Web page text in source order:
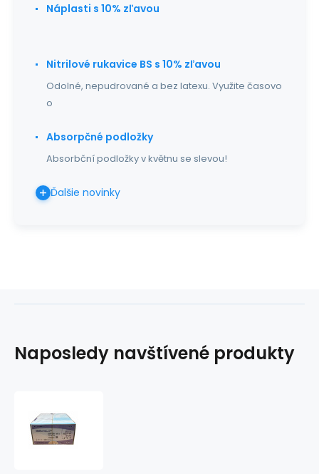
Náplasti s 10% zľavou
Nitrilové rukavice BS s 10% zľavou
Odolné, nepudrované a bez latexu. Využite časovo
o
Absorpčné podložky
Absorbční podložky v květnu se slevou!
Ďalšie novinky
Naposledy navštívené produkty